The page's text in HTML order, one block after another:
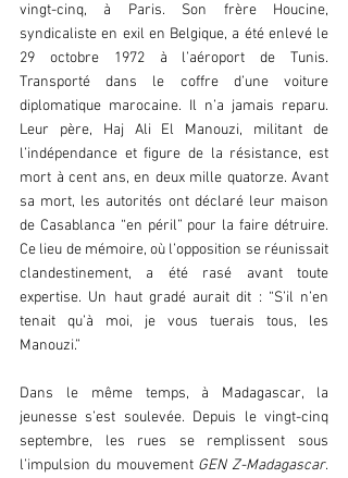
vingt-cinq, à Paris. Son frère Houcine,
syndicaliste en exil en Belgique, a été enlevé le
29 octobre 1972 à l’aéroport de Tunis.
Transporté dans le coffre d’une voiture
diplomatique marocaine. Il n’a jamais reparu.
Leur père, Haj Ali El Manouzi, militant de
l’indépendance et figure de la résistance, est
mort à cent ans, en deux mille quatorze. Avant
sa mort, les autorités ont déclaré leur maison
de Casablanca “en péril” pour la faire détruire.
Ce lieu de mémoire, où l’opposition se réunissait
clandestinement, a été rasé avant toute
expertise. Un haut gradé aurait dit : “S’il n’en
tenait qu’à moi, je vous tuerais tous, les
Manouzi.”
Dans le même temps, à Madagascar, la
jeunesse s’est soulevée. Depuis le vingt-cinq
septembre, les rues se remplissent sous
l’impulsion du mouvement GEN Z-Madagascar.